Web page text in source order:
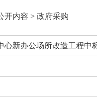
开内容 > 政府采购
心新办公场所改造工程中